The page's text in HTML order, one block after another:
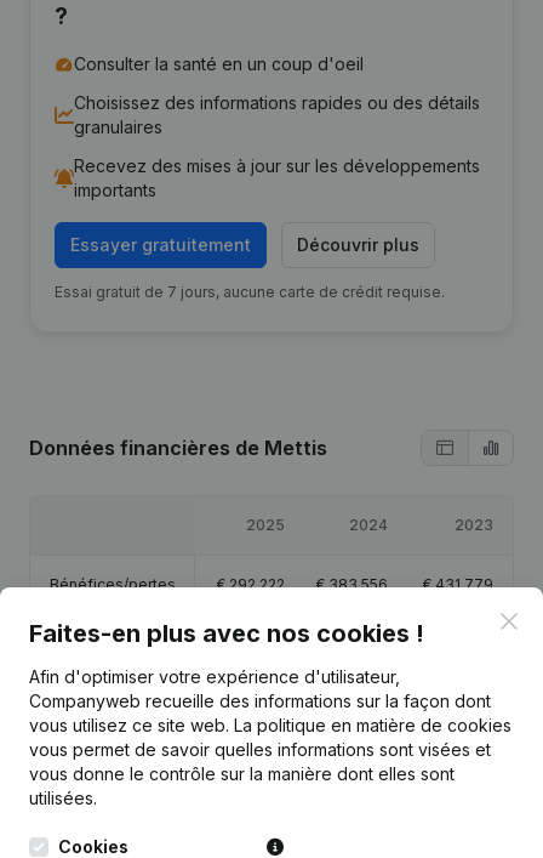
?
Consulter la santé en un coup d'oeil
Choisissez des informations rapides ou des détails
granulaires
Recevez des mises à jour sur les développements
importants
Essayer gratuitement Découvrir plus
Essai gratuit de 7 jours, aucune carte de crédit requise.
Données financières de Mettis
2025 2024 2023
Bénéfices/pertes €292 222 €383 556 €431 779
Capitaux propres €1 117 557 €825 335
Marge brute €468 995 €581 251 €594 438
Personnel
Faites-en plus avec nos cookies !
Afin d'optimiser votre expérience d'utilisateur,
Companyweb recueille des informations sur la façon dont
vous utilisez ce site web. La politique en matière de cookies
vous permet de savoir quelles informations sont visées et
vous donne le contrôle sur la manière dont elles sont
utilisées.
Cookies